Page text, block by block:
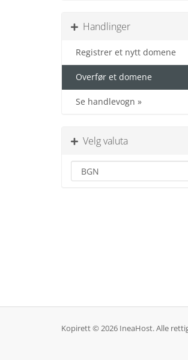
Handlinger
Registrer et nytt domene
Overfør et domene
Se handlevogn »
Velg valuta
Kopirett © 2026 IneaHost. Alle